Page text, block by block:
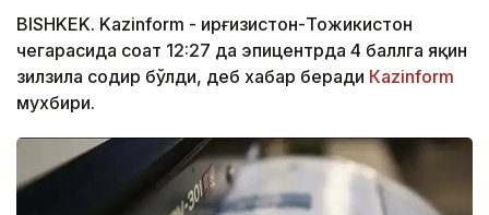
BISHKEK. Kazinform - Қирғизистон-Тожикистон
чегарасида соат 12:27 да эпицентрда 4 баллга яқин
зилзила содир бўлди, деб хабар беради Кazinform
мухбири.